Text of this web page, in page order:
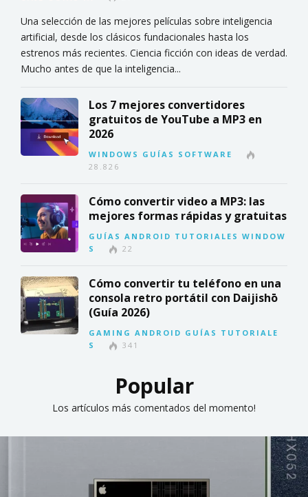
Una selección de las mejores películas sobre inteligencia
artificial, desde los clásicos fundacionales hasta los
estrenos más recientes. Ciencia ficción con ideas de verdad.
Mucho antes de que la inteligencia...
Los 7 mejores convertidores
gratuitos de YouTube a MP3 en
2026
WINDOWS GUÍAS SOFTWARE
28.826
Cómo convertir video a MP3: las
mejores formas rápidas y gratuitas
GUÍAS ANDROID TUTORIALES WINDOW
S
22
Cómo convertir tu teléfono en una
consola retro portátil con Daijishō
(Guía 2026)
GAMING ANDROID GUÍAS TUTORIALE
S
341
Popular
Los artículos más comentados del momento!